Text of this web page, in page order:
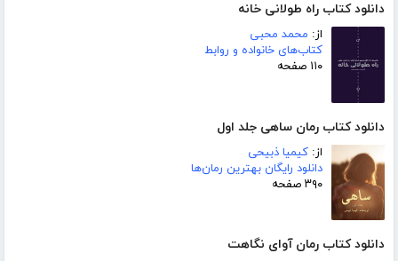
دانلود کتاب راه طولانی خانه
از: محمد محبی
کتاب‌های خانواده و روابط
۱۱۰ صفحه
دانلود کتاب رمان ساهی جلد اول
از: کیمیا ذبیحی
دانلود رایگان بهترین رمان‌ها
۳۹۰ صفحه
دانلود کتاب رمان آوای نگاهت